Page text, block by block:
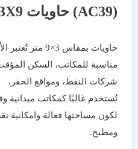
(AC39) حاويات 3X9
حاويات بمقاس 3×9 متر تُعتبر الأكثر استخدامًا والأكثر طلبًا.
مناسبة للمكاتب، السكن
شركات النفط، ومواقع الحفر.
تُستخدم غالبًا كمكاتب ميدانية
لكون مساحتها فعالة وامكانية
ومطبخ.